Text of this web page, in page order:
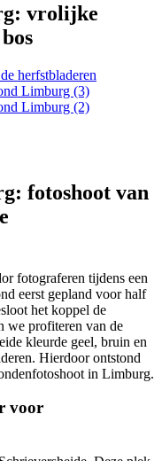
vrolijke
fotoshoot van
fotograferen tijdens een
eerst gepland voor half
het koppel de
we profiteren van de
kleurde geel, bruin en
Hierdoor ontstond
in Limburg.
voor